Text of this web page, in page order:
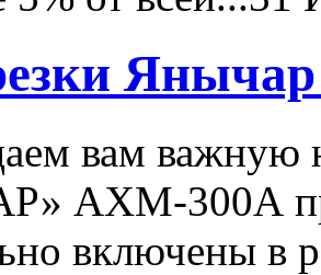
Янычар
вам важную
АХМ-300А
включены в